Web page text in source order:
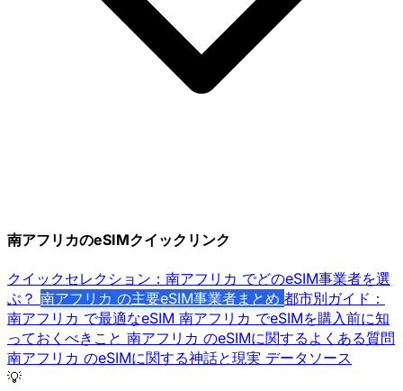
南アフリカのeSIMクイックリンク
クイックセレクション：南アフリカ でどのeSIM事業者を選
ぶ？ 南アフリカ の主要eSIM事業者まとめ 都市別ガイド：
南アフリカ で最適なeSIM 南アフリカ でeSIMを購入前に知
っておくべきこと 南アフリカ のeSIMに関するよくある質問
南アフリカ のeSIMに関する神話と現実 データソース
💡